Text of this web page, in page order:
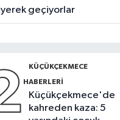
geçiyorlar
KÜÇÜKÇEKMECE
HABERLERI
Küçükçekmece'de
kahreden kaza: 5